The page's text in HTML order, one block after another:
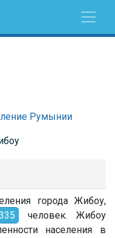
Румынии
города Жибоу,
человек. Жибоу
населения в